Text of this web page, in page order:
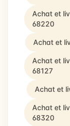
Achat et
68220
Achat et
Achat et
68127
Achat et
Achat et
68320